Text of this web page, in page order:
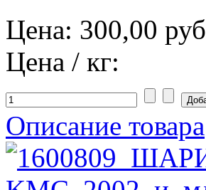
Цена: 300,00 руб
Цена / кг:
Описание товара